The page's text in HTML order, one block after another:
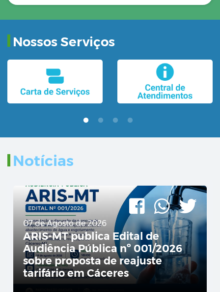
Nossos Serviços
Notícias
07 de Agosto de 2026
ARIS-MT publica Edital de
Audiência Pública nº 001/2026
sobre proposta de reajuste
tarifário em Cáceres